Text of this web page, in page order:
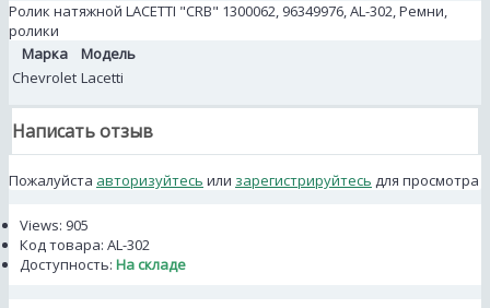
Ролик натяжной LACETTI "CRB" 1300062, 96349976, AL-302, Ремни,
ролики
Марка
Модель
Chevrolet Lacetti
Написать отзыв
Пожалуйста авторизуйтесь или зарегистрируйтесь для просмотра
Views: 905
Код товара: AL-302
Доступность: На складе